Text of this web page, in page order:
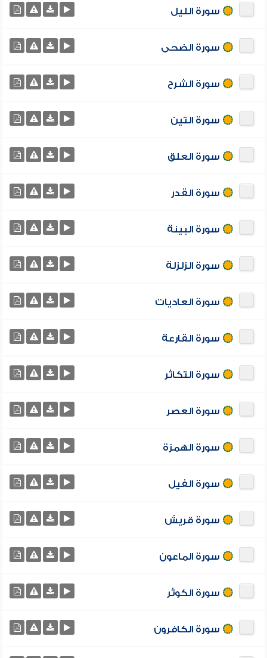
سورة الليل
سورة الضحى
سورة الشرح
سورة التين
سورة العلق
سورة القدر
سورة البينة
سورة الزلزلة
سورة العاديات
سورة القارعة
سورة التكاثر
سورة العصر
سورة الهمزة
سورة الفيل
سورة قريش
سورة الماعون
سورة الكوثر
سورة الكافرون